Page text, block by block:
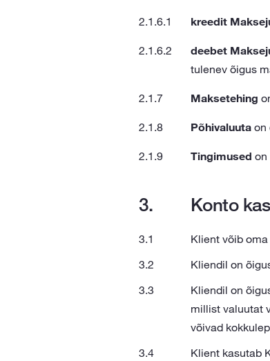
kreedit
deebet
tulenev õigus
Maksetehing
Põhivaluutaon
Tingimused on
Konto
Klient võib
Kliendil on
Kliendil on
millist valuutat
võivad
Klient kasutab